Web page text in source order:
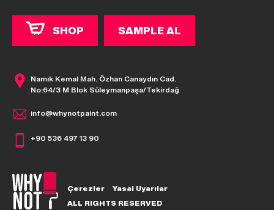
SHOP SAMPLE AL
Namık Kemal Mah. Özhan Canaydın Cad.
No:64/3 M Blok Süleymanpaşa/Tekirdağ
info@whynotpaint.com
+90 536 497 13 90
Çerezler
Yasal Uyarılar
ALL RIGHTS RESERVED